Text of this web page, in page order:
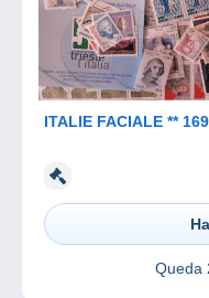
ITALIE FACIALE **
Queda